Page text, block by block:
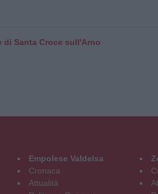
di Santa Croce sull'Arno
Empolese Valdelsa
Cronaca
Attualità